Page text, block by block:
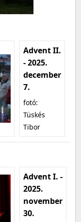
Advent II.
- 2025.
december
7.
fotó:
Tüskés
Tibor
Advent I. -
2025.
november
30.